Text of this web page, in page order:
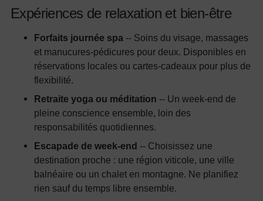
Expériences de relaxation et bien-être
Forfaits journée spa -- Soins du visage, massages
et manucures-pédicures pour deux. Disponibles en
réservations locales ou cartes-cadeaux pour plus de
flexibilité.
Retraite yoga ou méditation -- Un week-end de
pleine conscience ensemble, loin des
responsabilités quotidiennes.
Escapade de week-end -- Choisissez une
destination proche : une région viticole, une ville
balnéaire ou un chalet en montagne. Ne planifiez
rien sauf du temps libre ensemble.